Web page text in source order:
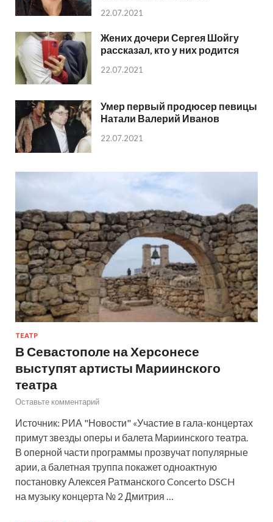
22.07.2021
Жених дочери Сергея Шойгу
рассказал, кто у них родится
22.07.2021
Умер первый продюсер певицы
Натали Валерий Иванов
22.07.2021
ТЕАТР
В Севастополе на Херсонесе
выступят артисты Мариинского
театра
Оставьте комментарий
Источник: РИА "Новости" «Участие в гала-концертах
примут звезды оперы и балета Мариинского театра.
В оперной части программы прозвучат популярные
арии, а балетная труппа покажет одноактную
постановку Алексея Ратманского Concerto DSCH
на музыку концерта № 2 Дмитрия …